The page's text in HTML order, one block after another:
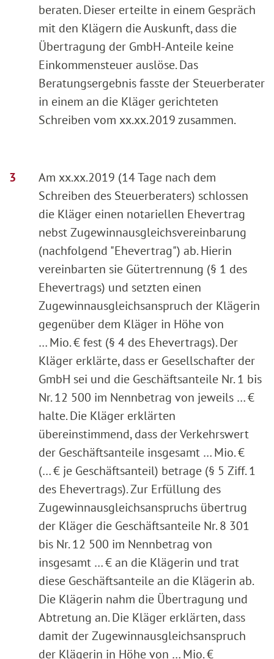
beraten. Dieser erteilte in einem Gespräch
mit den Klägern die Auskunft, dass die
Übertragung der GmbH-Anteile keine
Einkommensteuer auslöse. Das
Beratungsergebnis fasste der Steuerberater
in einem an die Kläger gerichteten
Schreiben vom xx.xx.2019 zusammen.
Am xx.xx.2019 (14 Tage nach dem
Schreiben des Steuerberaters) schlossen
die Kläger einen notariellen Ehevertrag
nebst Zugewinnausgleichsvereinbarung
(nachfolgend "Ehevertrag") ab. Hierin
vereinbarten sie Gütertrennung (§ 1 des
Ehevertrags) und setzten einen
Zugewinnausgleichsanspruch der Klägerin
gegenüber dem Kläger in Höhe von
… Mio. € fest (§ 4 des Ehevertrags). Der
Kläger erklärte, dass er Gesellschafter der
GmbH sei und die Geschäftsanteile Nr. 1 bis
Nr. 12 500 im Nennbetrag von jeweils … €
halte. Die Kläger erklärten
übereinstimmend, dass der Verkehrswert
der Geschäftsanteile insgesamt … Mio. €
(… € je Geschäftsanteil) betrage (§ 5 Ziff. 1
des Ehevertrags). Zur Erfüllung des
Zugewinnausgleichsanspruchs übertrug
der Kläger die Geschäftsanteile Nr. 8 301
bis Nr. 12 500 im Nennbetrag von
insgesamt … € an die Klägerin und trat
diese Geschäftsanteile an die Klägerin ab.
Die Klägerin nahm die Übertragung und
Abtretung an. Die Kläger erklärten, dass
damit der Zugewinnausgleichsanspruch
der Klägerin in Höhe von … Mio. €